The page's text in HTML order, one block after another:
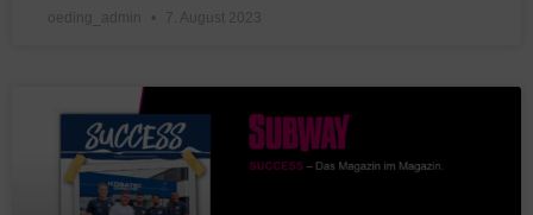
oeding_admin 7. August 2023